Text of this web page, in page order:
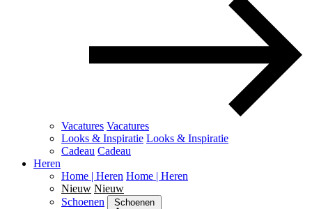
Vacatures Vacatures
Looks & Inspiratie Looks & Inspiratie
Cadeau Cadeau
Heren
Home | Heren Home | Heren
Nieuw Nieuw
Schoenen
Schoenen